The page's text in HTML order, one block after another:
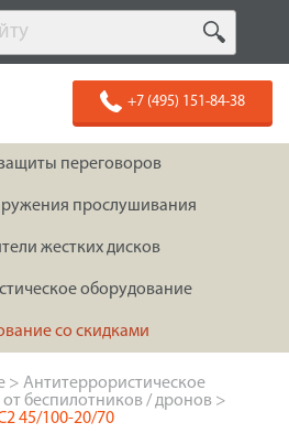
+7 (495) 151-84-38
переговоров
прослушивания
жестких дисков
оборудование
со скидками
> Антитеррористическое
беспилотников / дронов >
45/100-20/70